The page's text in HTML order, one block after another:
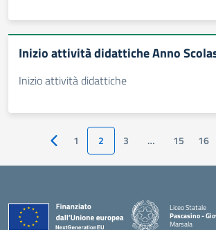
Inizio attività didattiche Anno
Inizio attività didattiche
Pagina precedente
1 2 3 … 15 16
Liceo Statale
Pascasino -
Marsala